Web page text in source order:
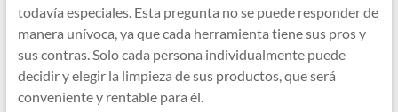
todavía especiales. Esta pregunta no se puede responder de
manera unívoca, ya que cada herramienta tiene sus pros y
sus contras. Solo cada persona individualmente puede
decidir y elegir la limpieza de sus productos, que será
conveniente y rentable para él.